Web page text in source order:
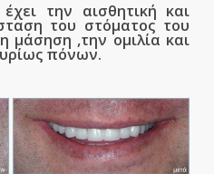
την αισθητική και
του στόματος του
,την ομιλία και
πόνων.